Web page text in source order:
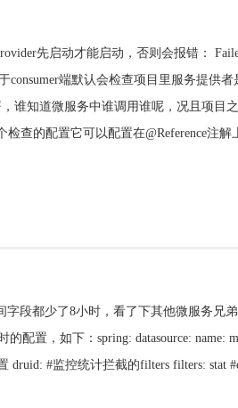
先启动才能启动，否则会报错：
consumer端默认会检查项目里服务提供
谁知道微服务中谁调用谁呢，况且项目
查的配置它可以配置在@Reference注解
段都少了8小时，看了下其他微服务兄
配置，如下：spring: datasource: name:
druid: #监控统计拦截的filters filters: stat